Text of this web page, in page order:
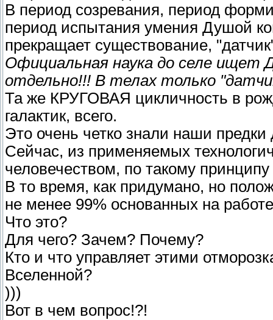
В период созревания, период
период испытания умения Душой
прекращает существование,
Официальная наука до селе ищет
отдельно!!! В телах только
Та же КРУГОВАЯ цикличность в
галактик, всего.
Это очень четко знали наши предки
Сейчас, из применяемых
человечеством, по такому
В то время, как придумано, но
не менее 99% основанных на
Что это?
Для чего? Зачем? Почему?
Кто и что управляет этими
Вселенной?
)))
Вот в чем вопрос!?!